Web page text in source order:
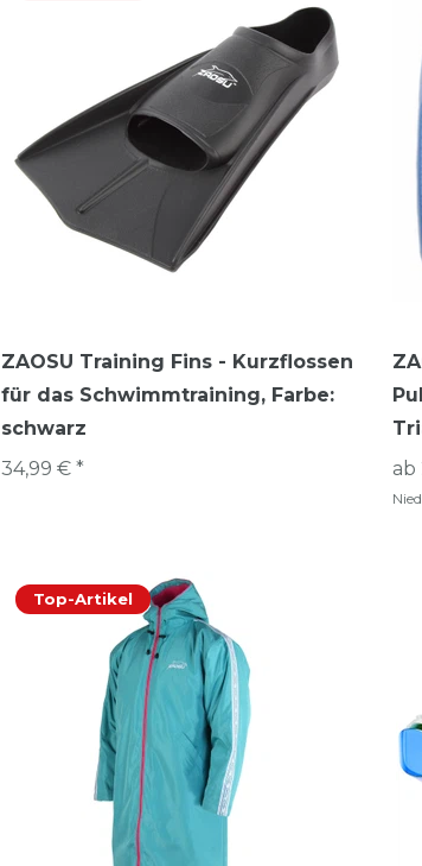
ZAOSU Training Fins - Kurzflossen
für das Schwimmtraining, Farbe:
schwarz
34,99 € *
ab
Top-Artikel